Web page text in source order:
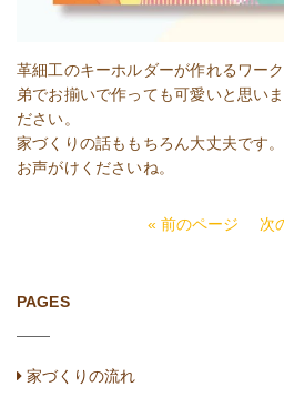
革細工のキーホルダーが作れるワー
弟でお揃いで作っても可愛いと思い
ださい。
家づくりの話ももちろん大丈夫です
お声がけくださいね。
« 前のページ 次
PAGES
家づくりの流れ